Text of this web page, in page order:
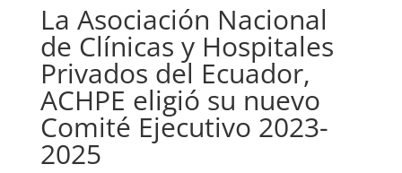
La Asociación Nacional
de Clínicas y Hospitales
Privados del Ecuador,
ACHPE eligió su nuevo
Comité Ejecutivo 2023-
2025